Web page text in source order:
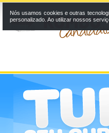
Nós usamos cookies e outras
personalizado. Ao utilizar nossos